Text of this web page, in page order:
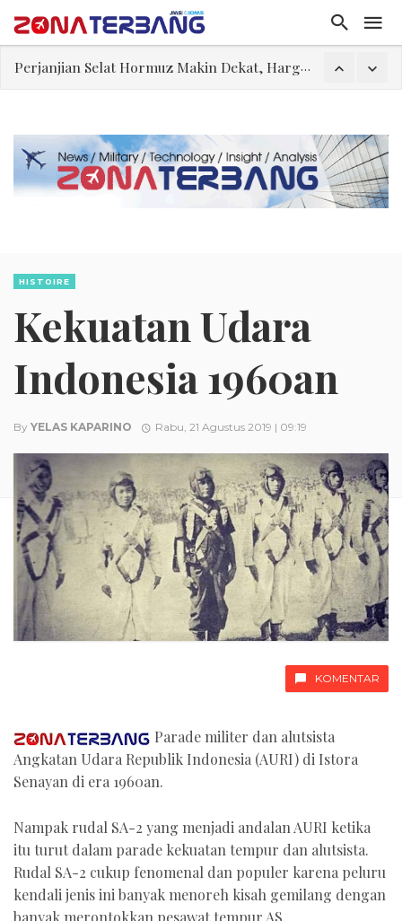
Pakar: Ekonomi Dekati Titik Hancur, Presiden: Tekanan Asing Jadi Pemicu Krisis
Abdul El-Sayed Selangkah Lagi Menuju Senat AS
Tiongkok Pamerkan Jet Pembom H-6N
Masuki Fase Penting, Ini Posisi Iran, AS, dan Oman dalam Perjanjian Selat Hormuz
HISTOIRE
Kekuatan Udara
Indonesia 1960an
By YELAS KAPARINO Rabu, 21 Agustus 2019 | 09:19
KOMENTAR
Parade militer dan alutsista
Angkatan Udara Republik Indonesia (AURI) di Istora
Senayan di era 1960an.
Nampak rudal SA-2 yang menjadi andalan AURI ketika
itu turut dalam parade kekuatan tempur dan alutsista.
Rudal SA-2 cukup fenomenal dan populer karena peluru
kendali jenis ini banyak menoreh kisah gemilang dengan
banyak merontokkan pesawat tempur AS.